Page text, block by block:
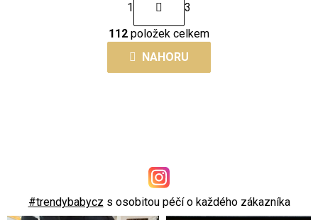
O
v
l
á
r
v
k
t
r
á
n
í
1
3
112 položek celkem
NAHORU
#trendybabycz s osobitou péčí o každého zákazníka